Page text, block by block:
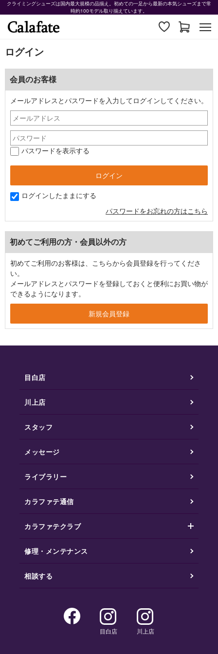
クライミングシューズは国内最大規模の品揃え。初めての一足から最新の本気シューズまで常
時約100モデル取り揃えています。
ログイン
会員のお客様
メールアドレスとパスワードを入力してログインしてください。
パスワードを表示する
ログインしたままにする
パスワードをお忘れの方はこちら
初めてご利用の方・会員以外の方
初めてご利用のお客様は、こちらから会員登録を行ってくださ
い。
メールアドレスとパスワードを登録しておくと便利にお買い物が
できるようになります。
目白店
川上店
スタッフ
メッセージ
ライブラリー
カラファテ通信
カラファテクラブ
修理・メンテナンス
相談する
目白店 川上店